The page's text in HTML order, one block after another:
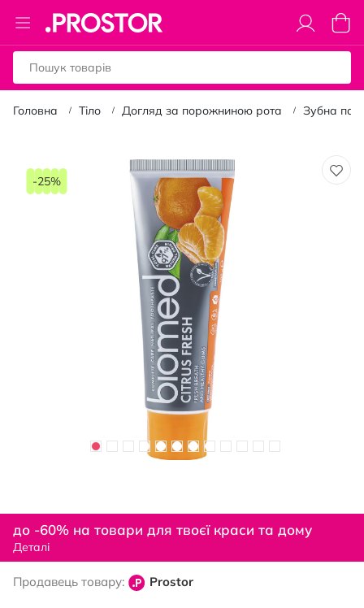
Toggle
Nav
Кошик
Головна Тіло Догляд за порожниною рота Зубна
кінця
-25%
початку
галереї
до -60% на товари для твоєї краси та дому
Деталі
Продавець товару: Prostor